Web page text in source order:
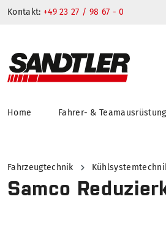
Kontakt: +49 23 27 / 98 67 - 0
Home Fahrer- & Teamausrüstung
Fahrzeugtechnik
Samco